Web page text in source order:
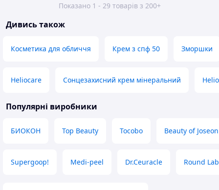
Показано 1 - 29 товарів з 200+
Дивись також
Косметика для обличчя Крем з спф 50 Зморшки
Heliocare Сонцезахисний крем мінеральний
Популярні виробники
БИОКОН Top Beauty Tocobo Beauty of Joseon
Supergoop! Medi-peel Dr.Ceuracle Round Lab